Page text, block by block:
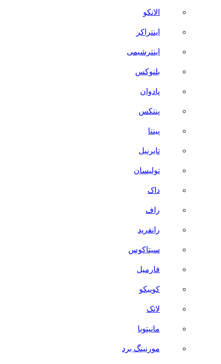
الانکو
اینتراکر
اینترشیمی
بلنوکس
پادوان
پنتکس
پینتا
تابرنیل
تولیسان
داک
راف
رانفرید
سیتاکوس
فارمیل
کوییکو
لاتک
مانیتوبا
مورنینگ برد